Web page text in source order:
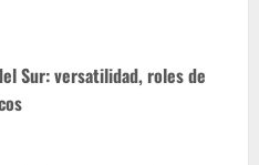
Sur: versatilidad, roles de